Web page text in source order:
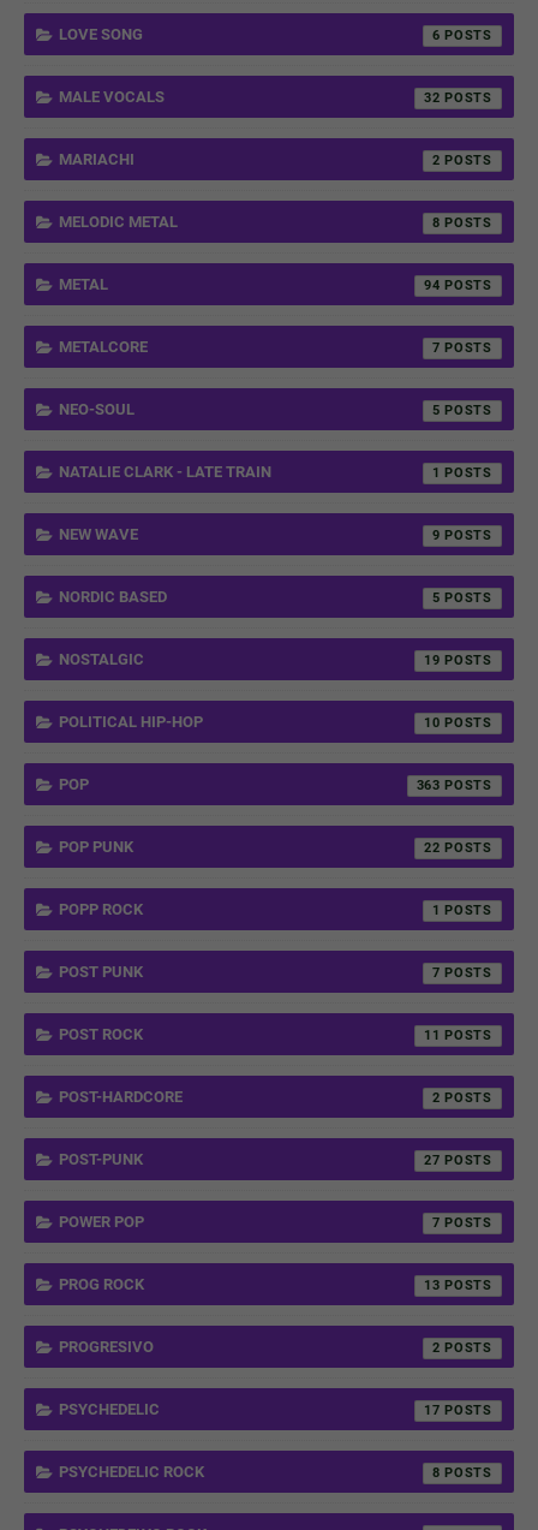
LOVE SONG 6
MALE VOCALS 32
MARIACHI 2
MELODIC METAL 8
METAL 94
METALCORE 7
NEO-SOUL 5
NATALIE CLARK - LATE TRAIN 1
NEW WAVE 9
NORDIC BASED 5
NOSTALGIC 19
POLITICAL HIP-HOP 10
POP 363
POP PUNK 22
POPP ROCK 1
POST PUNK 7
POST ROCK 11
POST-HARDCORE 2
POST-PUNK 27
POWER POP 7
PROG ROCK 13
PROGRESIVO 2
PSYCHEDELIC 17
PSYCHEDELIC ROCK 8